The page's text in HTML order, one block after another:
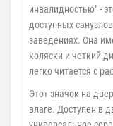
инвалидностью" -
доступных
заведениях. Она
коляски и четкий
легко читается с
Этот значок на
влаге. Доступен в